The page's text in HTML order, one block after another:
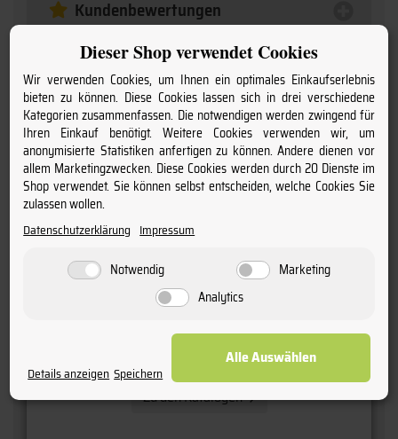
Kundenbewertungen
Einfach durchblättern
Entdecken Sie die aktuellsten Angebote in unseren
Katalogen.
Zu den Katalogen
Dieser Shop verwendet Cookies
Wir verwenden Cookies, um Ihnen ein optimales Einkaufserlebnis
bieten zu können. Diese Cookies lassen sich in drei verschiedene
Kategorien zusammenfassen. Die notwendigen werden zwingend für
Ihren Einkauf benötigt. Weitere Cookies verwenden wir, um
anonymisierte Statistiken anfertigen zu können. Andere dienen vor
allem Marketingzwecken. Diese Cookies werden durch 20 Dienste im
Shop verwendet. Sie können selbst entscheiden, welche Cookies Sie
zulassen wollen.
Datenschutzerklärung Impressum
Notwendig
Marketing
Analytics
Details anzeigen Speichern
Alle Auswählen